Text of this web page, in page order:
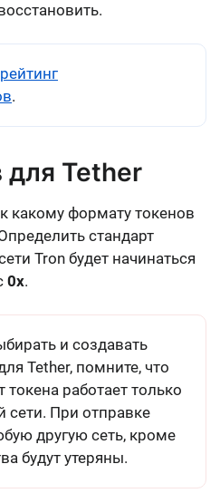
рейтинг
.
для Tether
какому формату токенов
стандарт
Tron будет начинаться
0x.
и создавать
Tether, помните, что
работает только
сети. При отправке
другую сеть, кроме
будут утеряны.